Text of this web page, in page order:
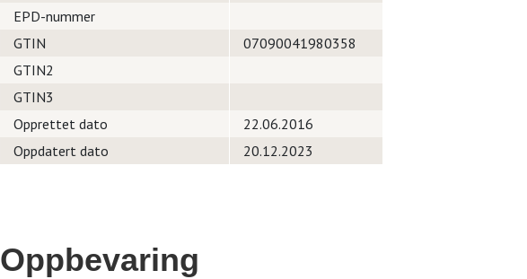
EPD-nummer
GTIN
07090041980358
GTIN2
GTIN3
Opprettet dato
22.06.2016
Oppdatert dato
20.12.2023
Oppbevaring